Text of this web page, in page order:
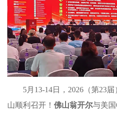
5月13-14日，2026（第23
山顺利召开！ 佛山翁开尔与美